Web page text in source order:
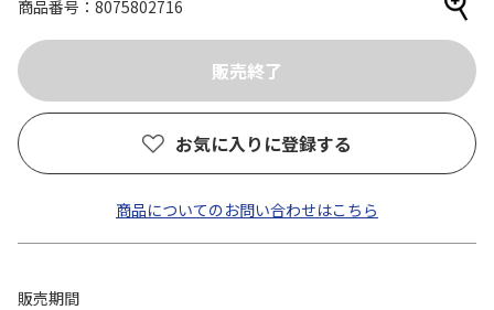
商品番号
8075802716
お気に入りに登録する
商品についてのお問い合わせはこちら
販売期間